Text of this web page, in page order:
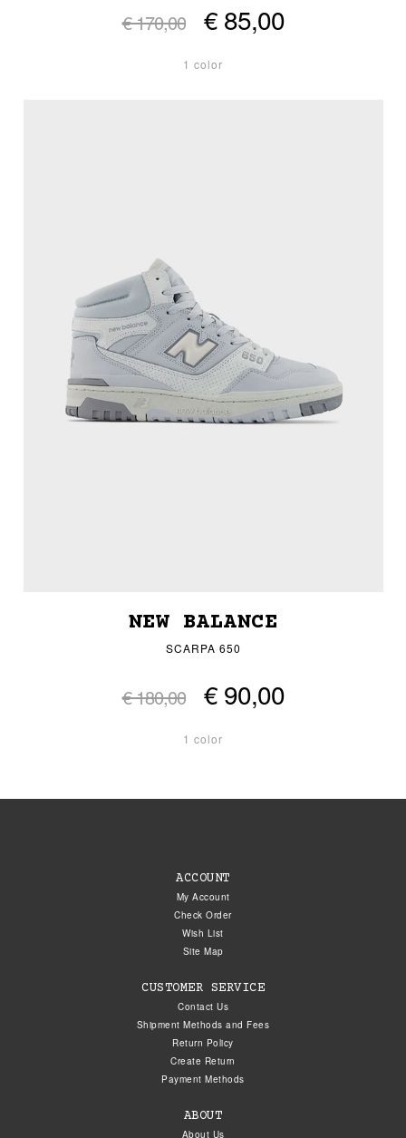
€ 170,00 € 85,00
1 color
NEW BALANCE
SCARPA 650
€ 180,00 € 90,00
1 color
ACCOUNT
My Account
Check Order
Wish List
Site Map
CUSTOMER SERVICE
Contact Us
Shipment Methods and Fees
Return Policy
Create Return
Payment Methods
ABOUT
About Us